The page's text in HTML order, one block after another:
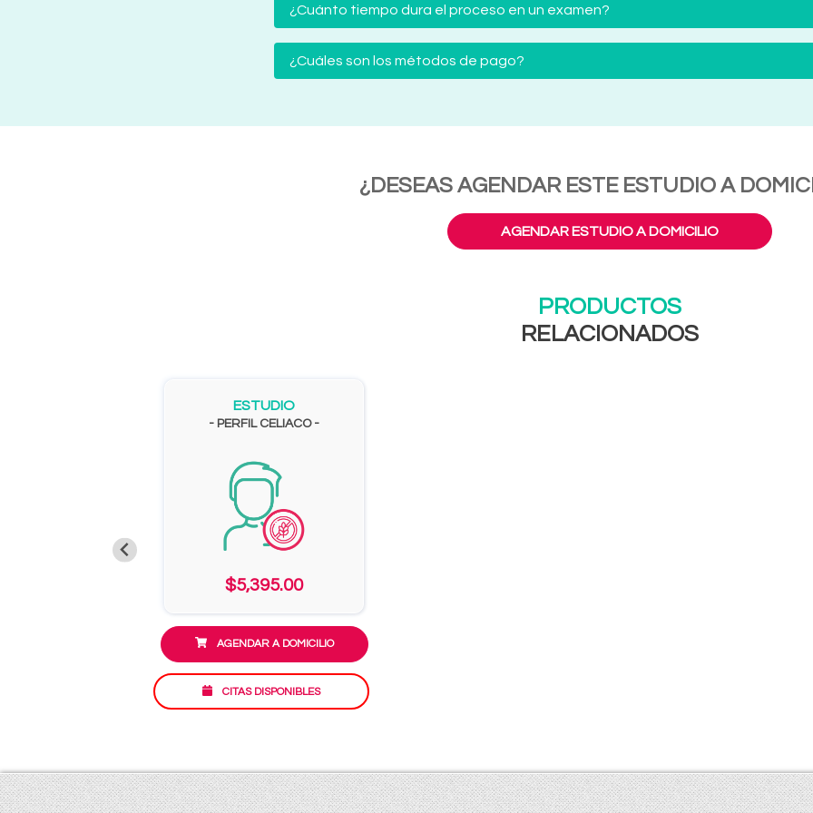
¿Cuánto tiempo dura el proceso en un examen?
¿Cuáles son los métodos de pago?
¿DESEAS AGENDAR ESTE ESTUDIO A
AGENDAR ESTUDIO A DOMICILIO
PRODUCTOS
RELACIONADOS
ESTUDIO
- PERFIL CELIACO -
$5,395.00
AGENDAR A DOMICILIO
CITAS DISPONIBLES